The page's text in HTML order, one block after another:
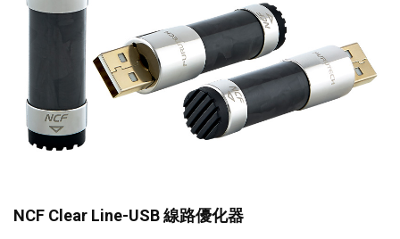
NCF Clear Line-USB 線路優化器